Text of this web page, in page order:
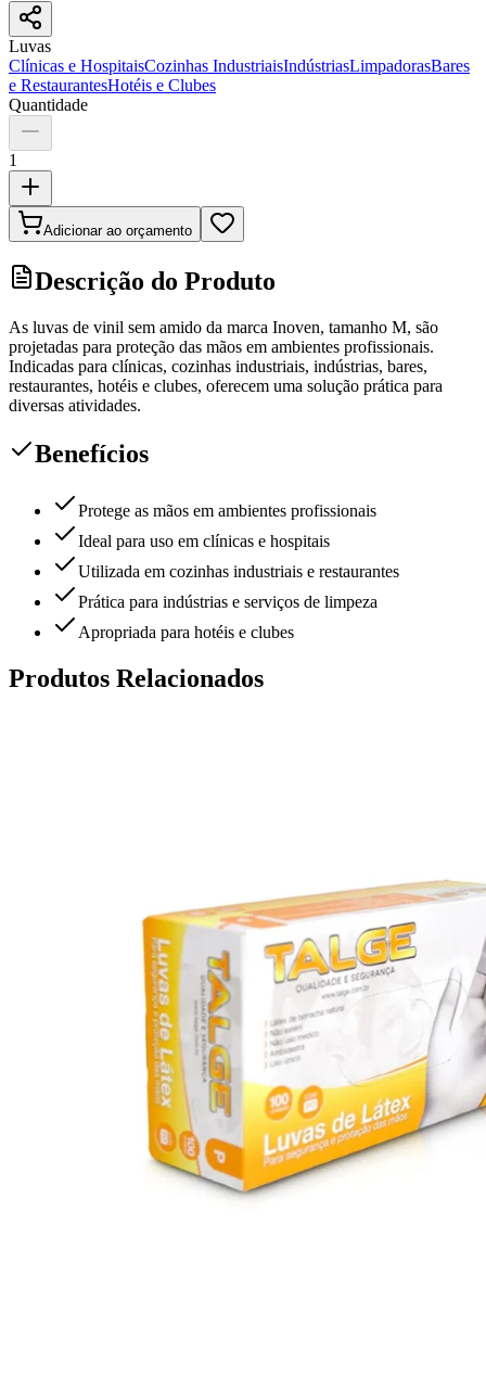
Luvas
Clínicas e HospitaisCozinhas IndustriaisIndústriasLimpadorasBares
e RestaurantesHotéis e Clubes
Quantidade
1
Adicionar ao orçamento
Descrição do Produto
As luvas de vinil sem amido da marca Inoven, tamanho M, são
projetadas para proteção das mãos em ambientes profissionais.
Indicadas para clínicas, cozinhas industriais, indústrias, bares,
restaurantes, hotéis e clubes, oferecem uma solução prática para
diversas atividades.
Benefícios
Protege as mãos em ambientes profissionais
Ideal para uso em clínicas e hospitais
Utilizada em cozinhas industriais e restaurantes
Prática para indústrias e serviços de limpeza
Apropriada para hotéis e clubes
Produtos Relacionados